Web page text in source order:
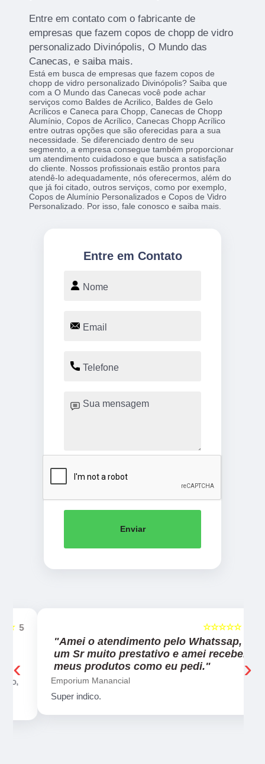
Entre em contato com o fabricante de
empresas que fazem copos de chopp de vidro
personalizado Divinópolis, O Mundo das
Canecas, e saiba mais.
Está em busca de empresas que fazem copos de
chopp de vidro personalizado Divinópolis? Saiba que
com a O Mundo das Canecas você pode achar
serviços como Baldes de Acrilico, Baldes de Gelo
Acrílicos e Caneca para Chopp, Canecas de Chopp
Alumínio, Copos de Acrílico, Canecas Chopp Acrílico
entre outras opções que são oferecidas para a sua
necessidade. Se diferenciado dentro de seu
segmento, a empresa consegue também proporcionar
um atendimento cuidadoso e que busca a satisfação
do cliente. Nossos profissionais estão prontos para
atendê-lo adequadamente, nós oferecermos, além do
que já foi citado, outros serviços, como por exemplo,
Copos de Alumínio Personalizados e Copos de Vidro
Personalizado. Por isso, fale conosco e saiba mais.
Entre em Contato
Enviar
5
☆☆☆☆☆
"Amei o atendimento pelo Whatssap,
um Sr muito prestativo e amei receber
meus produtos como eu pedi."
Emporium Manancial
Super indico.
‹ ›